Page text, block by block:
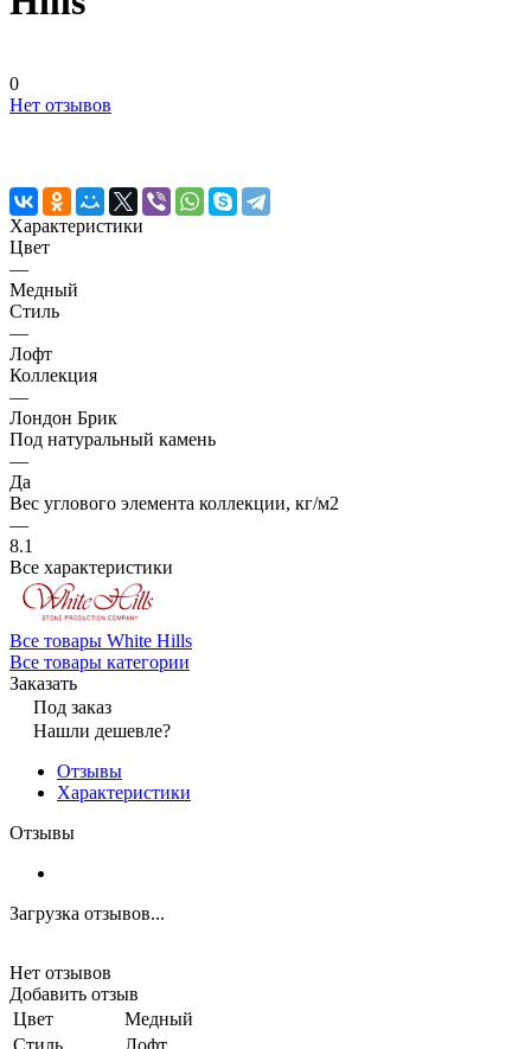
0
Нет отзывов
Характеристики
Цвет
—
Медный
Стиль
—
Лофт
Коллекция
—
Лондон Брик
Под натуральный камень
—
Да
Вес углового элемента коллекции, кг/м2
—
8.1
Все характеристики
Все товары White Hills
Все товары категории
Заказать
Под заказ
Нашли дешевле?
Отзывы
Характеристики
Отзывы
Загрузка отзывов...
Нет отзывов
Добавить отзыв
Цвет
Медный
Стиль
Лофт